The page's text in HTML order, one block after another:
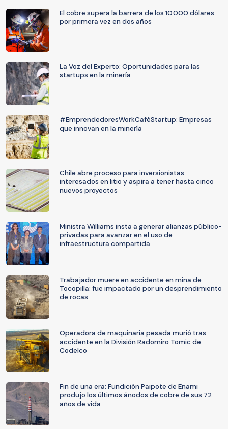
El cobre supera la barrera de los 10.000 dólares
por primera vez en dos años
La Voz del Experto: Oportunidades para las
startups en la minería
#EmprendedoresWorkCaféStartup: Empresas
que innovan en la minería
Chile abre proceso para inversionistas
interesados en litio y aspira a tener hasta cinco
nuevos proyectos
Ministra Williams insta a generar alianzas público-
privadas para avanzar en el uso de
infraestructura compartida
Trabajador muere en accidente en mina de
Tocopilla: fue impactado por un desprendimiento
de rocas
Operadora de maquinaria pesada murió tras
accidente en la División Radomiro Tomic de
Codelco
Fin de una era: Fundición Paipote de Enami
produjo los últimos ánodos de cobre de sus 72
años de vida